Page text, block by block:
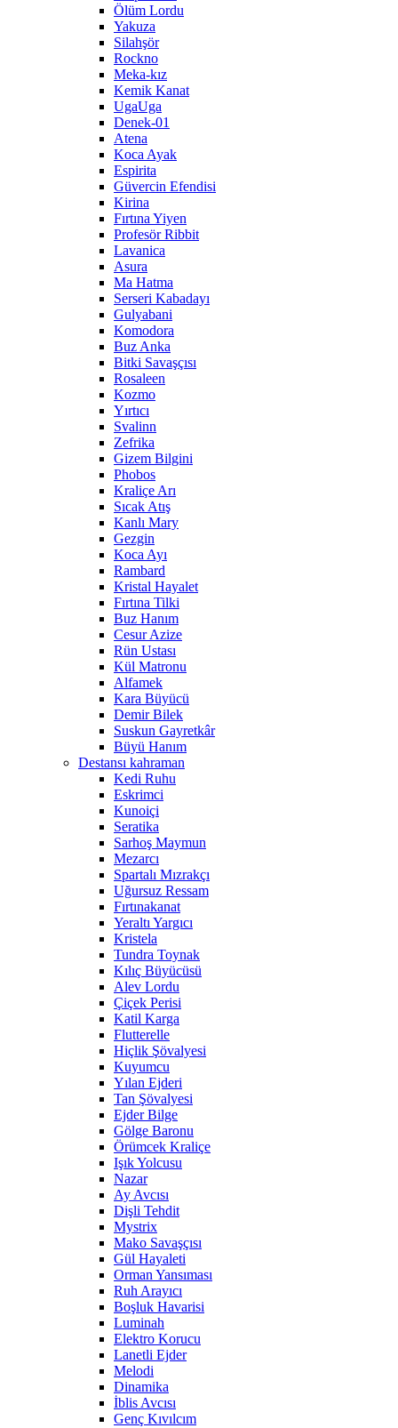
Ölüm Lordu
Yakuza
Silahşör
Rockno
Meka-kız
Kemik Kanat
UgaUga
Denek-01
Atena
Koca Ayak
Espirita
Güvercin Efendisi
Kirina
Fırtına Yiyen
Profesör Ribbit
Lavanica
Asura
Ma Hatma
Serseri Kabadayı
Gulyabani
Komodora
Buz Anka
Bitki Savaşçısı
Rosaleen
Kozmo
Yırtıcı
Svalinn
Zefrika
Gizem Bilgini
Phobos
Kraliçe Arı
Sıcak Atış
Kanlı Mary
Gezgin
Koca Ayı
Rambard
Kristal Hayalet
Fırtına Tilki
Buz Hanım
Cesur Azize
Rün Ustası
Kül Matronu
Alfamek
Kara Büyücü
Demir Bilek
Suskun Gayretkâr
Büyü Hanım
Destansı kahraman
Kedi Ruhu
Eskrimci
Kunoiçi
Seratika
Sarhoş Maymun
Mezarcı
Spartalı Mızrakçı
Uğursuz Ressam
Fırtınakanat
Yeraltı Yargıcı
Kristela
Tundra Toynak
Kılıç Büyücüsü
Alev Lordu
Çiçek Perisi
Katil Karga
Flutterelle
Hiçlik Şövalyesi
Kuyumcu
Yılan Ejderi
Tan Şövalyesi
Ejder Bilge
Gölge Baronu
Örümcek Kraliçe
Işık Yolcusu
Nazar
Ay Avcısı
Dişli Tehdit
Mystrix
Mako Savaşçısı
Gül Hayaleti
Orman Yansıması
Ruh Arayıcı
Boşluk Havarisi
Luminah
Elektro Korucu
Lanetli Ejder
Melodi
Dinamika
İblis Avcısı
Genç Kıvılcım